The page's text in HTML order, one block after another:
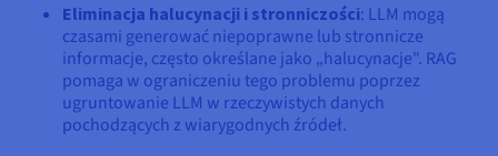
Eliminacja halucynacji i stronniczości: LLM mogą
czasami generować niepoprawne lub stronnicze
informacje, często określane jako „halucynacje". RAG
pomaga w ograniczeniu tego problemu poprzez
ugruntowanie LLM w rzeczywistych danych
pochodzących z wiarygodnych źródeł.